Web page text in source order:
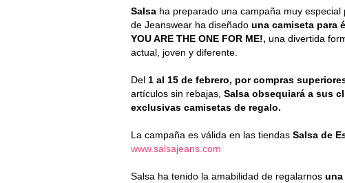
Salsa ha preparado una campaña muy especial
de Jeanswear ha diseñado una camiseta para
YOU ARE THE ONE FOR ME!, una divertida
actual, joven y diferente.
Del 1 al 15 de febrero, por compras
artículos sin rebajas, Salsa obsequiará a sus
exclusivas camisetas de regalo.
La campaña es válida en las tiendas Salsa de
www.salsajeans.com
Salsa ha tenido la amabilidad de regalarnos una